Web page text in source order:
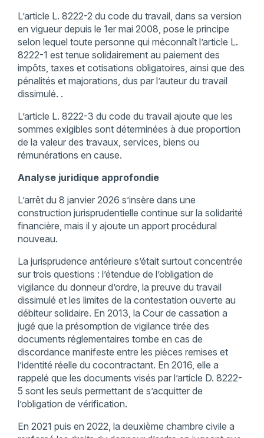
L’article L. 8222-2 du code du travail, dans sa version
en vigueur depuis le 1er mai 2008, pose le principe
selon lequel toute personne qui méconnaît l’article L.
8222-1 est tenue solidairement au paiement des
impôts, taxes et cotisations obligatoires, ainsi que des
pénalités et majorations, dus par l’auteur du travail
dissimulé. .
L’article L. 8222-3 du code du travail ajoute que les
sommes exigibles sont déterminées à due proportion
de la valeur des travaux, services, biens ou
rémunérations en cause.
Analyse juridique approfondie
L’arrêt du 8 janvier 2026 s’insère dans une
construction jurisprudentielle continue sur la solidarité
financière, mais il y ajoute un apport procédural
nouveau.
La jurisprudence antérieure s’était surtout concentrée
sur trois questions : l’étendue de l’obligation de
vigilance du donneur d’ordre, la preuve du travail
dissimulé et les limites de la contestation ouverte au
débiteur solidaire. En 2013, la Cour de cassation a
jugé que la présomption de vigilance tirée des
documents réglementaires tombe en cas de
discordance manifeste entre les pièces remises et
l’identité réelle du cocontractant. En 2016, elle a
rappelé que les documents visés par l’article D. 8222-
5 sont les seuls permettant de s’acquitter de
l’obligation de vérification.
En 2021 puis en 2022, la deuxième chambre civile a